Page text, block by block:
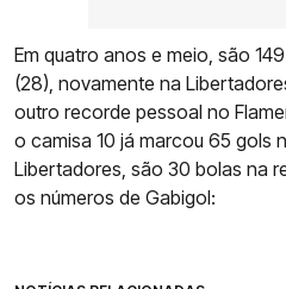
Em quatro anos e meio, são
(28), novamente na
outro recorde pessoal no
o camisa 10 já marcou 65 gols
Libertadores, são 30 bolas na
os números de Gabigol: